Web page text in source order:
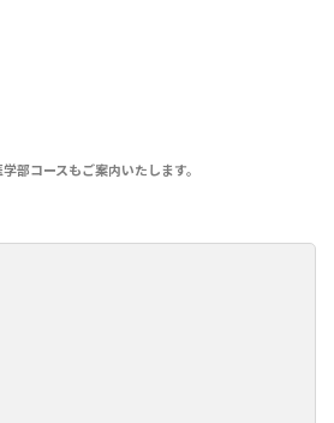
部コースもご案内いたします。